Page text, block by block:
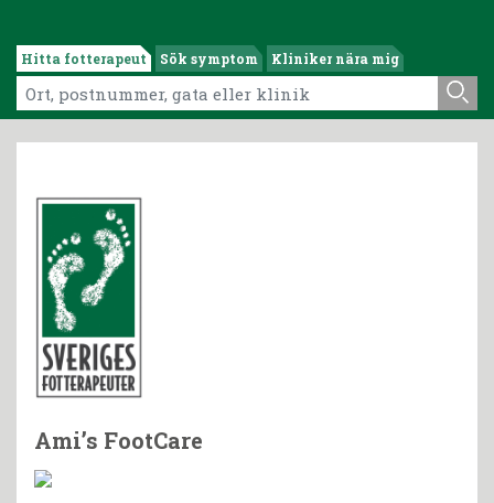
Hitta fotterapeut Sök symptom Kliniker nära mig
Ami’s FootCare